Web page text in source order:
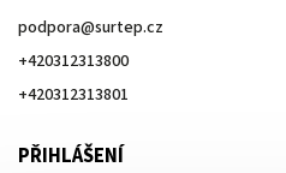
podpora@surtep.cz
+420312313800
+420312313801
PŘIHLÁŠENÍ